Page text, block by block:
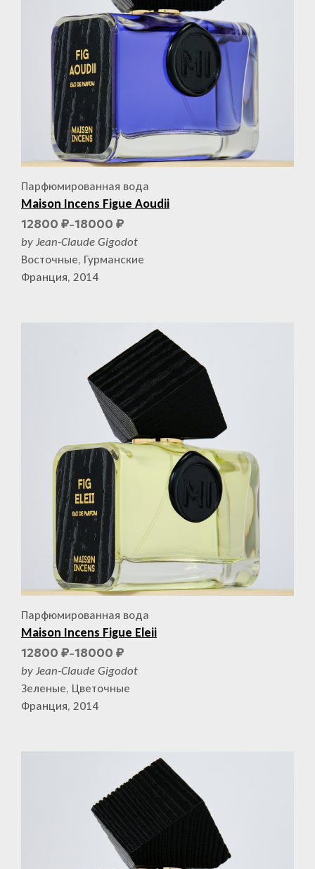
Парфюмированная вода
Maison Incens Figue Aoudii
12800 ₽–18000 ₽
by Jean-Claude Gigodot
Восточные, Гурманские
Франция, 2014
Парфюмированная вода
Maison Incens Figue Eleii
12800 ₽–18000 ₽
by Jean-Claude Gigodot
Зеленые, Цветочные
Франция, 2014